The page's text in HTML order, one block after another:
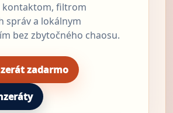
kontaktom, filtrom
správ a lokálnym
bez zbytočného chaosu.
zadarmo